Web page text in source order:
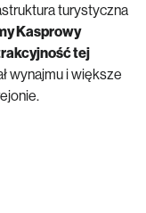
turystyczna
Kasprowy
tej
wynajmu i większe